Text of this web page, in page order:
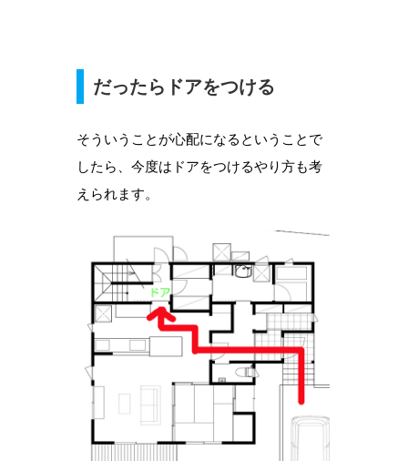
だったらドアをつける
そういうことが心配になるということで
したら、今度はドアをつけるやり方も考
えられます。